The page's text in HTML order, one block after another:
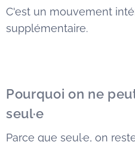
C'est un mouvement
supplémentaire.
Pourquoi on ne
seul·e
Parce que seul·e, on